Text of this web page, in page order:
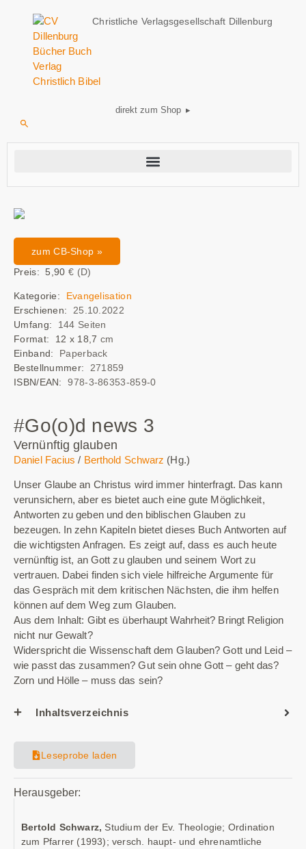
Christliche Verlagsgesellschaft Dillenburg
direkt zum Shop ▸
zum CB-Shop »
Preis: 5,90 € (D)
Kategorie: Evangelisation
Erschienen: 25.10.2022
Umfang: 144 Seiten
Format: 12 x 18,7 cm
Einband: Paperback
Bestellnummer: 271859
ISBN/EAN:978-3-86353-859-0
#Go(o)d news 3
Vernünftig glauben
Daniel Facius / Berthold Schwarz (Hg.)
Unser Glaube an Christus wird immer hinterfragt. Das kann
verunsichern, aber es bietet auch eine gute Möglichkeit,
Antworten zu geben und den biblischen Glauben zu
bezeugen. In zehn Kapiteln bietet dieses Buch Antworten auf
die wichtigsten Anfragen. Es zeigt auf, dass es auch heute
vernünftig ist, an Gott zu glauben und seinem Wort zu
vertrauen. Dabei finden sich viele hilfreiche Argumente für
das Gespräch mit dem kritischen Nächsten, die ihm helfen
können auf dem Weg zum Glauben.
Aus dem Inhalt: Gibt es überhaupt Wahrheit? Bringt Religion
nicht nur Gewalt?
Widerspricht die Wissenschaft dem Glauben? Gott und Leid –
wie passt das zusammen? Gut sein ohne Gott – geht das?
Zorn und Hölle – muss das sein?
Inhaltsverzeichnis
Leseprobe laden
Herausgeber:
Bertold Schwarz, Studium der Ev. Theologie; Ordination
zum Pfarrer (1993); versch. haupt- und ehrenamtliche